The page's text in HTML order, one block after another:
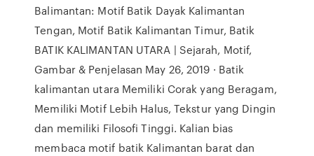
Balimantan: Motif Batik Dayak Kalimantan
Tengan, Motif Batik Kalimantan Timur, Batik
BATIK KALIMANTAN UTARA | Sejarah, Motif,
Gambar & Penjelasan May 26, 2019 · Batik
kalimantan utara Memiliki Corak yang Beragam,
Memiliki Motif Lebih Halus, Tekstur yang Dingin
dan memiliki Filosofi Tinggi. Kalian bias
membaca motif batik Kalimantan barat dan